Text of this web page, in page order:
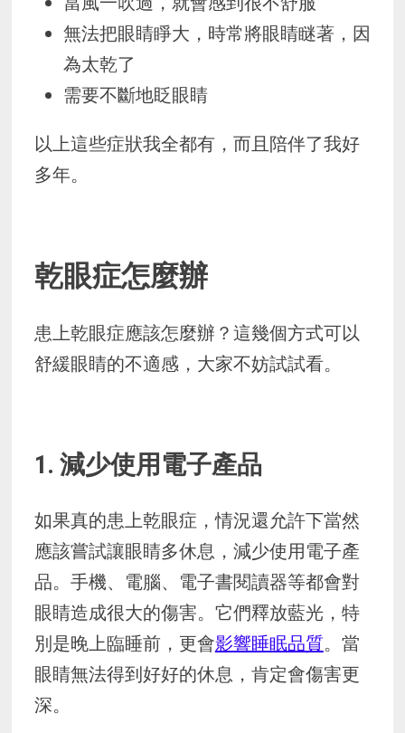
無法把眼睛睜大，時常將眼睛瞇著，因
為太乾了
需要不斷地眨眼睛
以上這些症狀我全都有，而且陪伴了我好
多年。
乾眼症怎麼辦
患上乾眼症應該怎麼辦？這幾個方式可以
舒緩眼睛的不適感，大家不妨試試看。
1. 減少使用電子產品
如果真的患上乾眼症，情況還允許下當然
應該嘗試讓眼睛多休息，減少使用電子產
品。手機、電腦、電子書閱讀器等都會對
眼睛造成很大的傷害。它們釋放藍光，特
別是晚上臨睡前，更會影響睡眠品質。當
眼睛無法得到好好的休息，肯定會傷害更
深。